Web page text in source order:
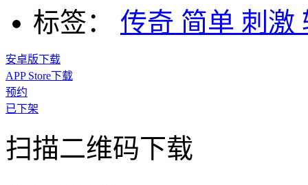
标签：
传奇 简单 刺激
安卓版下载
APP Store下载
预约
已下架
扫描二维码下载